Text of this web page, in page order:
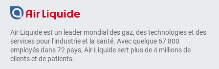
Air Liquide est un leader mondial des gaz, des technologies et des
services pour l'industrie et la santé. Avec quelque 67 800
employés dans 72 pays, Air Liquide sert plus de 4 millions de
clients et de patients.